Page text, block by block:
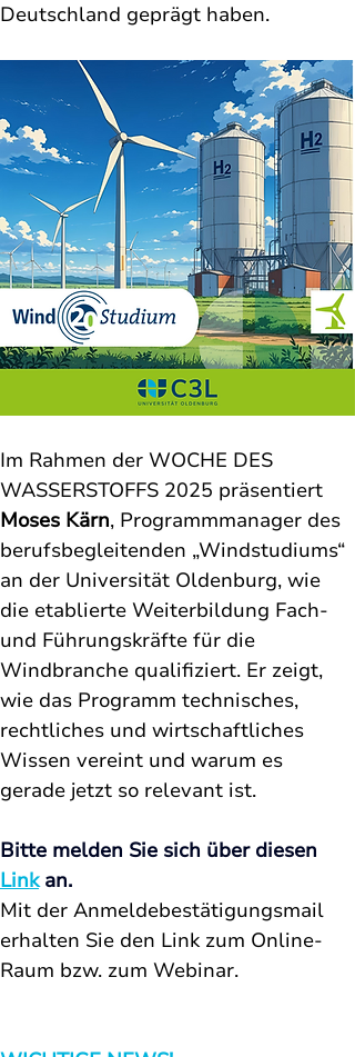
Deutschland geprägt haben.
Im Rahmen der WOCHE DES
WASSERSTOFFS 2025 präsentiert
Moses Kärn, Programmmanager des
berufsbegleitenden „Windstudiums“
an der Universität Oldenburg, wie
die etablierte Weiterbildung Fach-
und Führungskräfte für die
Windbranche qualifiziert. Er zeigt,
wie das Programm technisches,
rechtliches und wirtschaftliches
Wissen vereint und warum es
gerade jetzt so relevant ist.
Bitte melden Sie sich über diesen
Link an.
Mit der Anmeldebestätigungsmail
erhalten Sie den Link zum Online-
Raum bzw. zum Webinar.